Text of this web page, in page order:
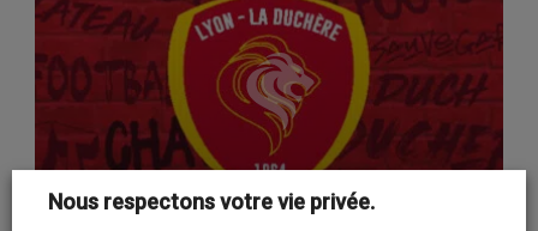
Nous respectons votre vie privée.